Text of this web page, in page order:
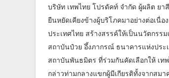
บริษัท เทพไทย โปรดัคท์ จำกัด ผู้ผลิต ย
ยืนหยัดเคียงข้างผู้บริโภคมาอย่างต่อเนื่
ประเทศไทย สร้างสรรค์ให้เป็นนวัตกรร
สถาบันป๋วย อึ้งภากรณ์ ธนาคารแห่งปร
สถาบันพันธมิตร ที่ร่วมกันคัดเลือกให้ เท
กล่าวท่ามกลางแขกผู้มีเกียรติทั้งจากสม